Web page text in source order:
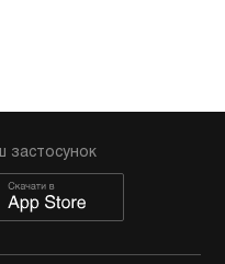
застосунок